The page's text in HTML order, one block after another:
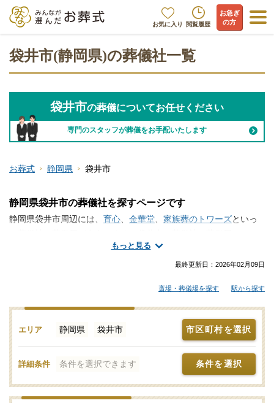
お気に入り 閲覧履歴
お急ぎ
の方
袋井市(静岡県)の葬儀社一覧
袋井市の葬儀についてお任せください
専門のスタッフが葬儀をお手配いたします
お葬式 静岡県 袋井市
もっと見る
静岡県袋井市の葬儀社を探すページです
静岡県袋井市周辺には、 育心、 金華堂、 家族葬のトワーズといっ
情報をお探しですか？火葬のみ、一日葬、家族葬、一般的なお葬
式など、手厚く真心のこもったサービスが魅力の葬儀屋さんから
せて選択することが大切です。各葬儀屋さんの特徴、おすすめの
葬儀社などをご覧ください。「みんなが選んだお葬式」では、基
準を満たした袋井市対応の葬儀社・葬儀屋さんをご紹介しており
ます。少しでもご不明点などがあれば、些細と思われることでも
遠慮なく、24時間365日お電話でご相談いただけます。袋井市の葬
儀社を比較検討の際に「信頼のおける葬儀屋さんはどこ？」など
さんをご案内いたしますので、あわせて新サービスなどの最新情
最終更新日： 2026年02月09日
斎場・葬儀場を探す 駅から探す
エリア 静岡県 袋井市 市区町村を選択
詳細条件 条件を選択できます 条件を選択